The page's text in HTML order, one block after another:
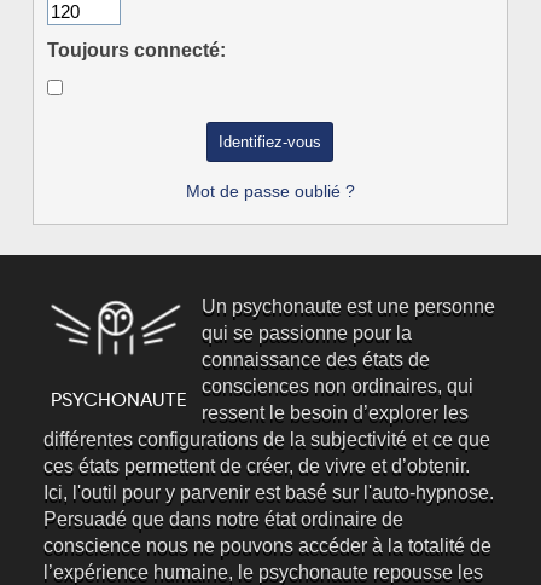
Toujours connecté:
Mot de passe oublié ?
Un psychonaute est une personne
qui se passionne pour la
connaissance des états de
consciences non ordinaires, qui
ressent le besoin d’explorer les
différentes configurations de la subjectivité et ce que
ces états permettent de créer, de vivre et d’obtenir.
Ici, l'outil pour y parvenir est basé sur l'auto-hypnose.
Persuadé que dans notre état ordinaire de
conscience nous ne pouvons accéder à la totalité de
l’expérience humaine, le psychonaute repousse les